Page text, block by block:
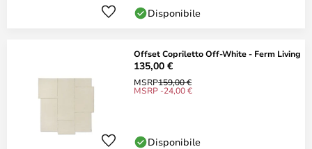
Disponibile
Offset Copriletto Off-White - Ferm Living
135,00 €
MSRP159,00 €
MSRP -24,00 €
Disponibile